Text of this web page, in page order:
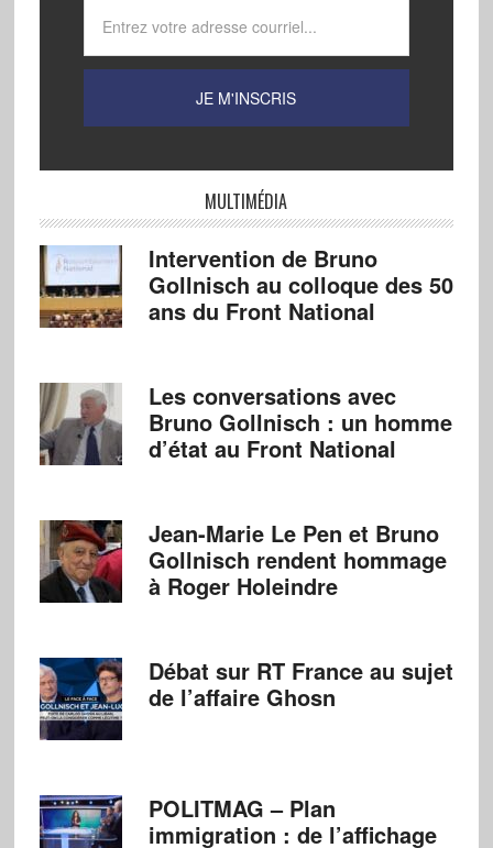
MULTIMÉDIA
Intervention de Bruno
Gollnisch au colloque des 50
ans du Front National
Les conversations avec
Bruno Gollnisch : un homme
d’état au Front National
Jean-Marie Le Pen et Bruno
Gollnisch rendent hommage
à Roger Holeindre
Débat sur RT France au sujet
de l’affaire Ghosn
POLITMAG – Plan
immigration : de l’affichage